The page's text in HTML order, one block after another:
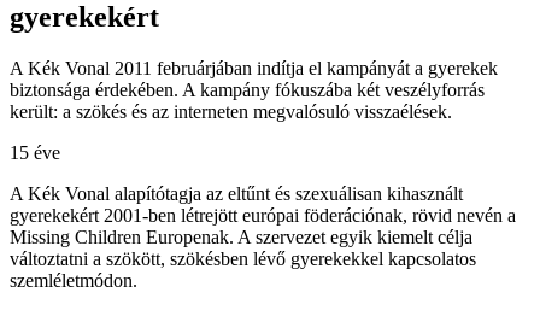
gyerekekért
A Kék Vonal 2011 februárjában indítja el kampányát a gyerekek
biztonsága érdekében. A kampány fókuszába két veszélyforrás
került: a szökés és az interneten megvalósuló visszaélések.
15 éve
A Kék Vonal alapítótagja az eltűnt és szexuálisan kihasznált
gyerekekért 2001-ben létrejött európai föderációnak, rövid nevén a
Missing Children Europenak. A szervezet egyik kiemelt célja
változtatni a szökött, szökésben lévő gyerekekkel kapcsolatos
szemléletmódon.